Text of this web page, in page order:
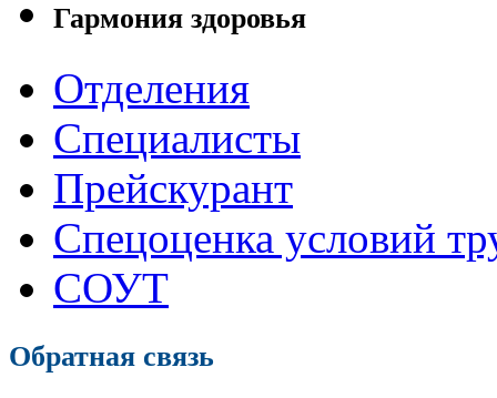
Гармония здоровья
Отделения
Специалисты
Прейскурант
Спецоценка условий
СОУТ
Обратная связь